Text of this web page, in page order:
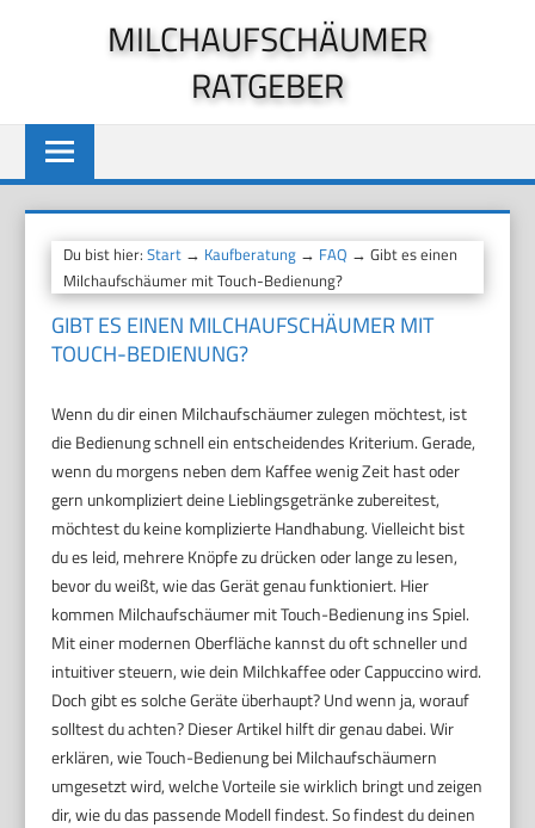
MILCHAUFSCHÄUMER
RATGEBER
Du bist hier:Start → Kaufberatung → FAQ → Gibt es einen
Milchaufschäumer mit Touch-Bedienung?
GIBT ES EINEN MILCHAUFSCHÄUMER MIT
TOUCH-BEDIENUNG?
Wenn du dir einen Milchaufschäumer zulegen möchtest, ist
die Bedienung schnell ein entscheidendes Kriterium. Gerade,
wenn du morgens neben dem Kaffee wenig Zeit hast oder
gern unkompliziert deine Lieblingsgetränke zubereitest,
möchtest du keine komplizierte Handhabung. Vielleicht bist
du es leid, mehrere Knöpfe zu drücken oder lange zu lesen,
bevor du weißt, wie das Gerät genau funktioniert. Hier
kommen Milchaufschäumer mit Touch-Bedienung ins Spiel.
Mit einer modernen Oberfläche kannst du oft schneller und
intuitiver steuern, wie dein Milchkaffee oder Cappuccino wird.
Doch gibt es solche Geräte überhaupt? Und wenn ja, worauf
solltest du achten? Dieser Artikel hilft dir genau dabei. Wir
erklären, wie Touch-Bedienung bei Milchaufschäumern
umgesetzt wird, welche Vorteile sie wirklich bringt und zeigen
dir, wie du das passende Modell findest. So findest du deinen